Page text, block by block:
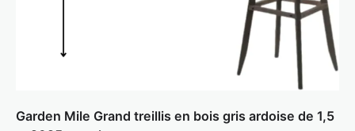
Garden Mile Grand treillis en bois gris ardoise de 1,5